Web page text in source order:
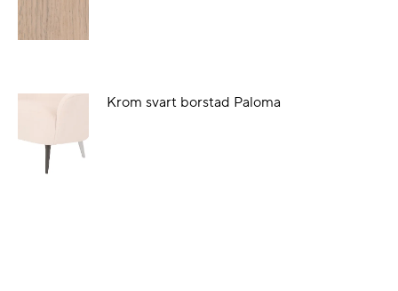
Krom svart borstad Paloma